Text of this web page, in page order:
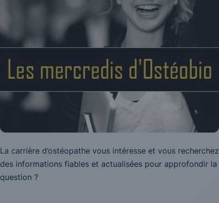
La carrière d’ostéopathe vous intéresse et vous recherchez
des informations fiables et actualisées pour approfondir la
question ?